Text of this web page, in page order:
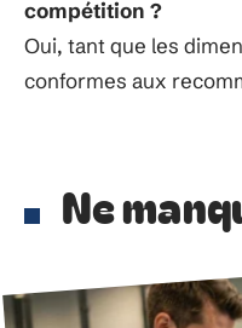
compétition ?
Oui, tant que les
conformes aux
Ne